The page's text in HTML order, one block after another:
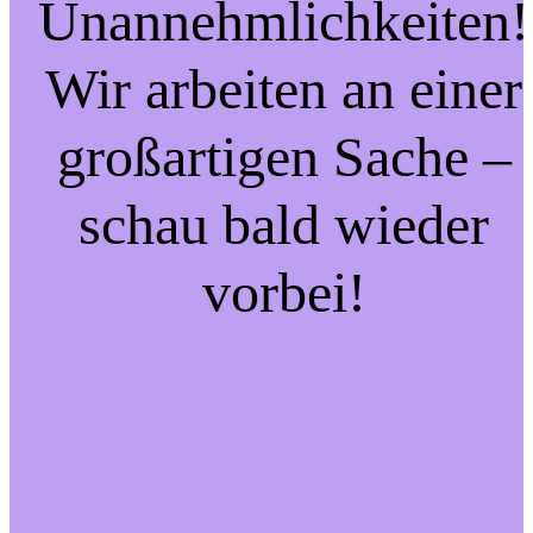
Unannehmlichkeiten!
Wir arbeiten an einer
großartigen Sache –
schau bald wieder
vorbei!